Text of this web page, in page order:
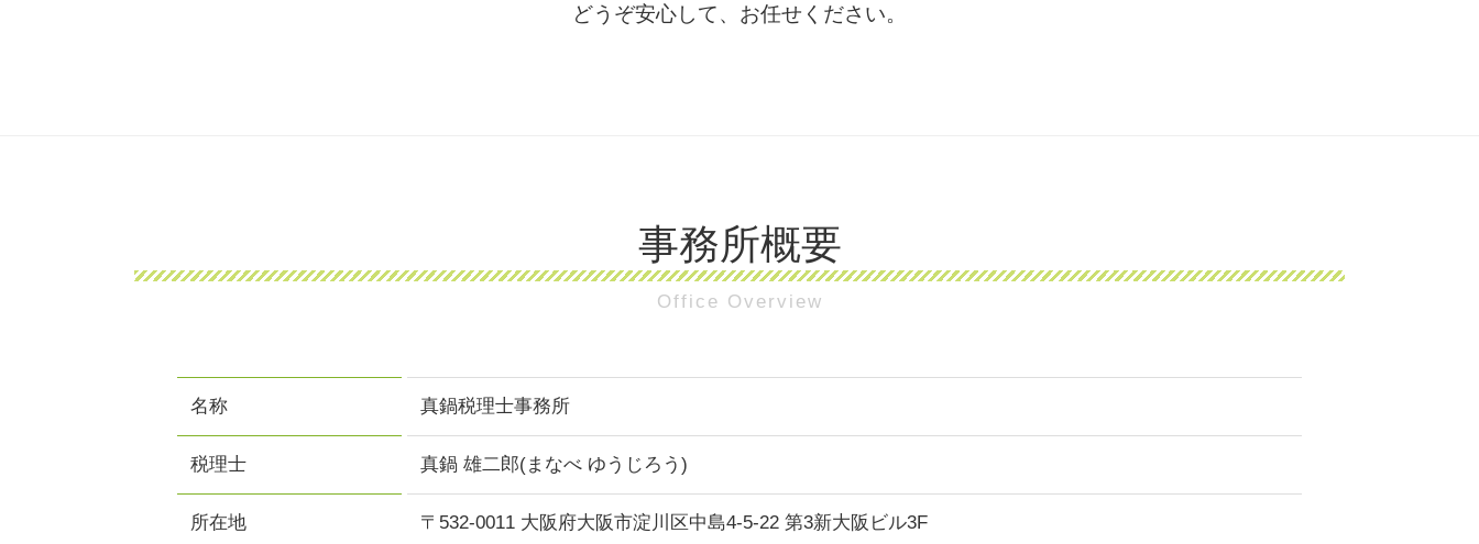
どうぞ安心して、お任せください。
事務所概要
Office Overview
名称 真鍋税理士事務所
税理士 真鍋 雄二郎(まなべ ゆうじろう)
所在地 〒532-0011 大阪府大阪市淀川区中島4-5-22 第3新大阪ビル3F